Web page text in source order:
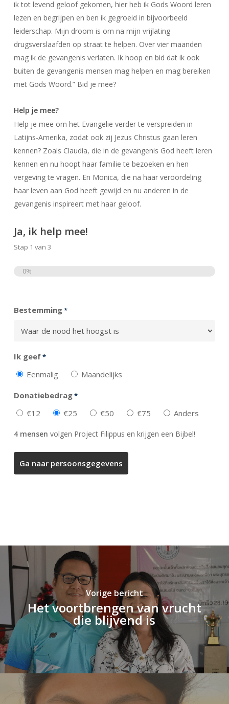
ik tot levend geloof gekomen, hier heb ik Gods Woord leren
lezen en begrijpen en ben ik gegroeid in bijvoorbeeld
leiderschap. Mijn droom is om na mijn vrijlating
drugsverslaafden op straat te helpen. Over vier maanden
mag ik de gevangenis verlaten. Ik hoop en bid dat ik ook
buiten de gevangenis mensen mag helpen en mag bereiken
met Gods Woord.” Bid je mee?
Help je mee?
Help je mee om het Evangelie verder te verspreiden in
Latijns-Amerika, zodat ook zij Jezus Christus gaan leren
kennen? Zoals Claudia, die in de gevangenis God heeft leren
kennen en nu hoopt haar familie te bezoeken en hen
vergeving te vragen. En Monica, die na haar veroordeling
haar leven aan God heeft gewijd en nu anderen in de
gevangenis inspireert met haar geloof.
Ja, ik help mee!
Stap 1 van 3
0%
Bestemming*
Ik geef*
Eenmalig Maandelijks
Donatiebedrag*
€12 €25 €50 €75 Anders
4 mensen volgen Project Filippus en krijgen een Bijbel!
Vorige bericht
Het voortbrengen van vrucht
die blijvend is